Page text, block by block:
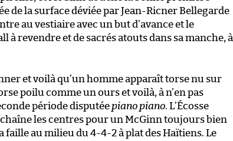
de la surface déviée par Jean-Ricner Bellegarde
au vestiaire avec un but d’avance et le
revendre et de sacrés atouts dans sa manche, à
et voilà qu’un homme apparaît torse nu sur
poilu comme un ours et voilà, à n’en pas
période disputée piano piano. L’Écosse
les centres pour un McGinn toujours bien
faille au milieu du 4-4-2 à plat des Haïtiens. Le